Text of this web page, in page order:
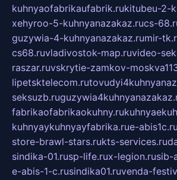
kuhnyaofabrikaufabrik.rukitubeu-2-
xehyroo-5-kuhnyanazakaz.rucs-
guzywia-4-kuhnyanazakaz.rumir-
cs68.ruvladivostok-map.ruvideo-
raszar.ruvskrytie-zamkov-
lipetsktelecom.ru
seksuzb.ru
fabrikaofabrikaokuhny.ru
kuhnyaykuhnyayfabrika.rue-abis1c.ru
store-brawl-stars.rukts-services.ru
sindika-01.rusp-life.rux-legion.rusib-
e-abis-1-c.rusindika01.ruvenda-